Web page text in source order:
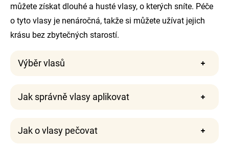
můžete získat dlouhé a husté vlasy, o kterých sníte. Péče
o tyto vlasy je nenáročná, takže si můžete užívat jejich
krásu bez zbytečných starostí.
Výběr vlasů
Jak správně vlasy aplikovat
Jak o vlasy pečovat